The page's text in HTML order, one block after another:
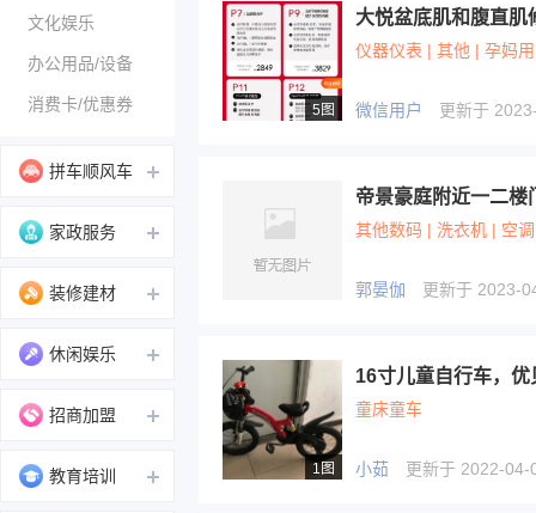
文化娱乐
办公用品/设备
消费卡/优惠券
拼车顺风车
家政服务
装修建材
休闲娱乐
招商加盟
教育培训
5图
仪器仪表 | 其他 | 孕妈
微信用户 更新于
帝景豪庭附近一二楼
其他数码 | 洗衣机 | 空
郭晏伽 更新于 2023-
1图
童床童车
小茹 更新于 2022-04-